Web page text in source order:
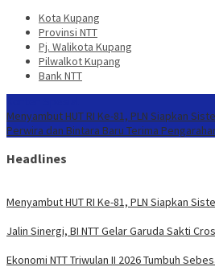
Kota Kupang
Provinsi NTT
Pj. Walikota Kupang
Pilwalkot Kupang
Bank NTT
Menyambut HUT RI Ke-81, PLN Siapkan
Perwira dan Bintara Baru Terima
Headlines
Menyambut HUT RI Ke-81, PLN Siapkan
Jalin Sinergi, BI NTT Gelar Garuda Sakti
Ekonomi NTT Triwulan II 2026 Tumbuh